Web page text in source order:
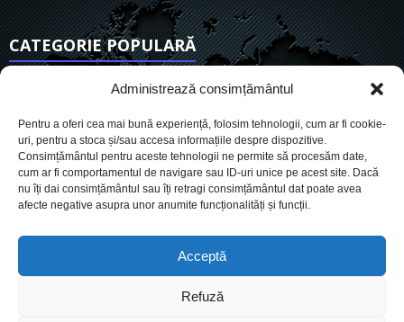
Administrează consimțământul
Pentru a oferi cea mai bună experiență, folosim tehnologii, cum ar fi cookie-
uri, pentru a stoca și/sau accesa informațiile despre dispozitive.
Consimțământul pentru aceste tehnologii ne permite să procesăm date,
cum ar fi comportamentul de navigare sau ID-uri unice pe acest site. Dacă
nu îți dai consimțământul sau îți retragi consimțământul dat poate avea
afecte negative asupra unor anumite funcționalități și funcții.
Acceptă
Refuză
CATEGORIE POPULARĂ
6894
Social
Politic
Economie
559